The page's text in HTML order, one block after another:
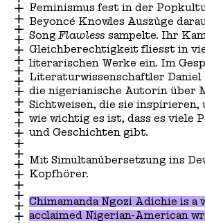
Feminismus fest in der
Beyoncé Knowles Auszüge
Song Flawless sampelte. Ihr
Gleichberechtigkeit fliesst in
literarischen Werke ein. Im
Literaturwissenschaftler
die nigerianische Autorin über
Sichtweisen, die sie inspirieren,
wie wichtig es ist, dass es viele
und Geschichten gibt.
Mit Simultanübersetzung ins
Kopfhörer.
Chimamanda Ngozi Adichie is a
acclaimed Nigerian-American